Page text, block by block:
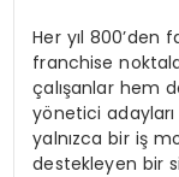
Her yıl 800’den
franchise
çalışanlar hem
yönetici adayları
yalnızca bir iş
destekleyen bir